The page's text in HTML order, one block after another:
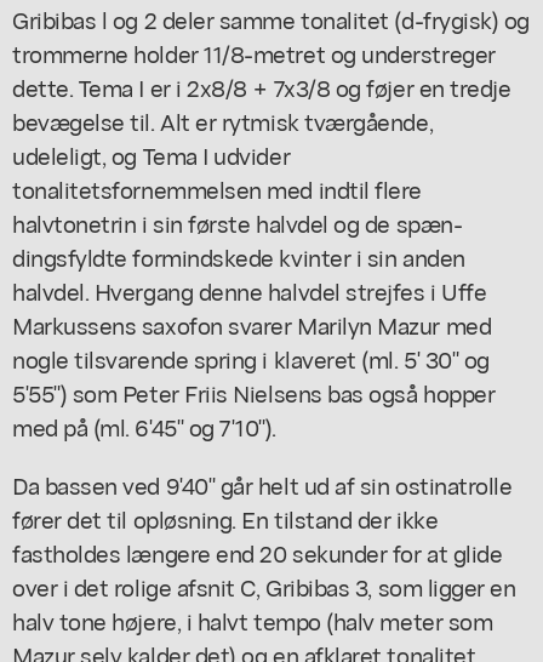
Gribibas l og 2 deler samme tonalitet (d-frygisk) og
trommerne holder 11/8-metret og understreger
dette. Tema I er i 2x8/8 + 7x3/8 og føjer en tredje
bevægelse til. Alt er rytmisk tværgående,
udeleligt, og Tema I udvider
tonalitetsfornemmelsen med indtil flere
halvtonetrin i sin første halvdel og de spæn-
dingsfyldte formindskede kvinter i sin anden
halvdel. Hvergang denne halvdel strejfes i Uffe
Markussens saxofon svarer Marilyn Mazur med
nogle tilsvarende spring i klaveret (ml. 5' 30" og
5'55") som Peter Friis Nielsens bas også hopper
med på (ml. 6'45" og 7'10").
Da bassen ved 9'40" går helt ud af sin ostinatrolle
fører det til opløsning. En tilstand der ikke
fastholdes længere end 20 sekunder for at glide
over i det rolige afsnit C, Gribibas 3, som ligger en
halv tone højere, i halvt tempo (halv meter som
Mazur selv kalder det) og en afklaret tonalitet